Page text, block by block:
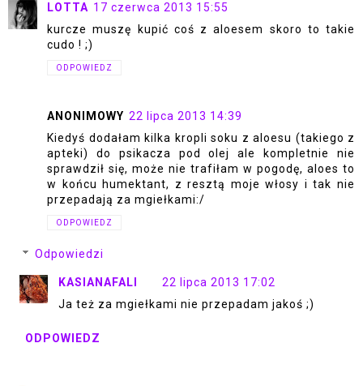
LOTTA 17 czerwca 2013 15:55
kurcze muszę kupić coś z aloesem skoro to takie
cudo ! ;)
ODPOWIEDZ
ANONIMOWY 22 lipca 2013 14:39
Kiedyś dodałam kilka kropli soku z aloesu (takiego z
apteki) do psikacza pod olej ale kompletnie nie
sprawdził się, może nie trafiłam w pogodę, aloes to
w końcu humektant, z resztą moje włosy i tak nie
przepadają za mgiełkami:/
ODPOWIEDZ
Odpowiedzi
KASIANAFALI
22 lipca 2013 17:02
Ja też za mgiełkami nie przepadam jakoś ;)
ODPOWIEDZ